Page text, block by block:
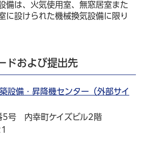
備は、火気使用室、無窓居室また
に設けられた機械換気設備に限り
ドおよび提出先
設備・昇降機センター（外部サイ
5号 内幸町ケイズビル2階